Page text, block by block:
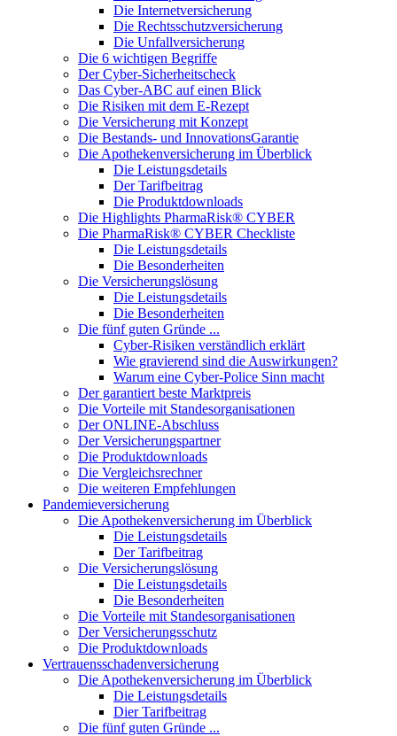
Die Internetversicherung
Die Rechtsschutzversicherung
Die Unfallversicherung
Die 6 wichtigen Begriffe
Der Cyber-Sicher­heits­check
Das Cyber-ABC auf einen Blick
Die Risiken mit dem E-Rezept
Die Versicherung mit Konzept
Die Bestands- und InnovationsGarantie
Die Apothekenversicherung im Überblick
Die Leistungsdetails
Der Tarifbeitrag
Die Produktdownloads
Die Highlights PharmaRisk® CYBER
Die PharmaRisk® CYBER Checkliste
Die Leistungsdetails
Die Besonderheiten
Die Versicherungslösung
Die Leistungsdetails
Die Besonderheiten
Die fünf guten Gründe ...
Cyber-Risiken verständlich erklärt
Wie gravierend sind die Auswirkungen?
Warum eine Cyber-Police Sinn macht
Der garantiert beste Marktpreis
Die Vorteile mit Standesorganisationen
Der ONLINE-Abschluss
Der Versicherungspartner
Die Produktdownloads
Die Vergleichsrechner
Die weiteren Empfehlungen
Pandemieversicherung
Die Apothekenversicherung im Überblick
Die Leistungsdetails
Der Tarifbeitrag
Die Versicherungslösung
Die Leistungsdetails
Die Besonderheiten
Die Vorteile mit Standesorganisationen
Der Versicherungsschutz
Die Produktdownloads
Vertrauensschadenversicherung
Die Apothekenversicherung im Überblick
Die Leistungsdetails
Dier Tarifbeitrag
Die fünf guten Gründe ...